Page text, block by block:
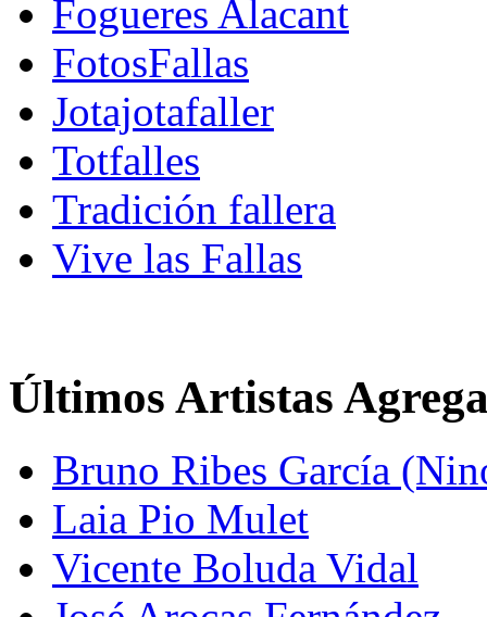
Fogueres Alacant
FotosFallas
Jotajotafaller
Totfalles
Tradición fallera
Vive las Fallas
Últimos Artistas
Bruno Ribes García
Laia Pio Mulet
Vicente Boluda Vidal